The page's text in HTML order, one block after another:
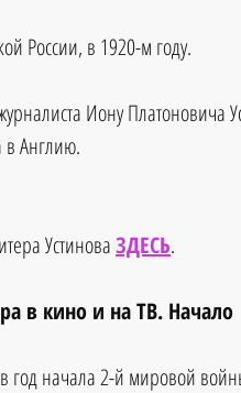
России, в 1920-м году.
Иону Платоновича
в Англию.
Устинова ЗДЕСЬ.
в кино и на ТВ. Начало
год начала 2-й мировой